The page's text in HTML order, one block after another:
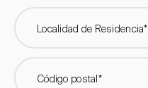
Localidad de Residencia*
Código postal*